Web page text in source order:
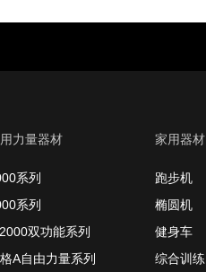
力量器材
系列
系列
双功能系列
A自由力量系列
家用器材
跑步机
椭圆机
健身车
综合训练